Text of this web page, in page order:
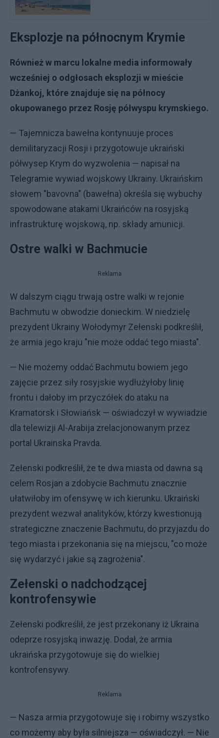
Eksplozje na północnym Krymie
Również w marcu lokalne media informowały
wcześniej o odgłosach eksplozji w mieście
Dżankoj, które znajduje się na północy
okupowanego przez Rosję półwyspu krymskiego.
— Tajemnicza bawełna kontynuuje proces
demilitaryzacji Rosji i przygotowuje ukraiński
półwysep Krym do wyzwolenia — napisał na
Telegramie wywiad wojskowy Ukrainy. Ukraińskim
słowem "bavovna" (bawełna) określa się wybuchy
spowodowane atakami Ukraińców na rosyjską
infrastrukturę wojskową, np. składy amunicji.
Ostre walki w Bachmucie
Reklama
W dalszym ciągu trwają ostre walki w rejonie
Bachmutu w obwodzie donieckim. W niedzielę
prezydent Ukrainy Wołodymyr Zełenski podkreślił,
że armia jego kraju "nie może oddać tego miasta".
— Nie możemy oddać Bachmutu bowiem jego
zajęcie przez siły rosyjskie wydłużyłoby linię
frontu i dałoby im przyczółek do ataku na
Kramatorsk i Słowiańsk — oświadczył w wywiadzie
dla telewizji Al-Arabija zrelacjonowanym przez
portal Ukrainska Pravda.
Zełenski podkreślił, że te dwa miasta od dawna są
celem Rosjan a zdobycie Bachmutu znacznie
ułatwiłoby im ofensywę w ich kierunku. Ukraiński
prezydent wezwał analityków, którzy kwestionują
strategiczne znaczenie Bachmutu, do przyjazdu do
tego miasta i przekonania się na miejscu, "co może
się wydarzyć i jakie są zagrożenia".
Zełenski o nadchodzącej
kontrofensywie
Zełenski podkreślił, że jest przekonany iż Ukraina
odeprze rosyjską inwazję. Dodał, że armia
ukraińska przygotowuje się do wielkiej
kontrofensywy.
Reklama
— Nasza armia przygotowuje się i robimy wszystko
co możemy aby była silniejsza — oświadczył. — Nie